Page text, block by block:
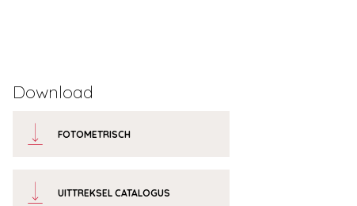
Download
FOTOMETRISCH
UITTREKSEL CATALOGUS